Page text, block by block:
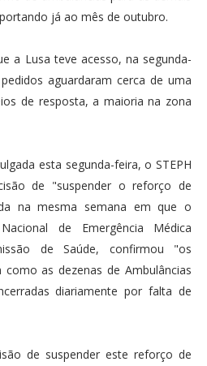
já ao mês de outubro.
a Lusa teve acesso, na segunda-
aguardaram cerca de uma
de resposta, a maioria na zona
esta segunda-feira, o STEPH
de "suspender o reforço de
na mesma semana em que o
de Emergência Médica
de Saúde, confirmou "os
as dezenas de Ambulâncias
diariamente por falta de
de suspender este reforço de